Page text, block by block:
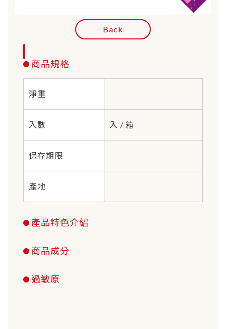
Back
商品規格
淨重
入數 入 / 箱
保存期限
產地
產品特色介紹
商品成分
過敏原